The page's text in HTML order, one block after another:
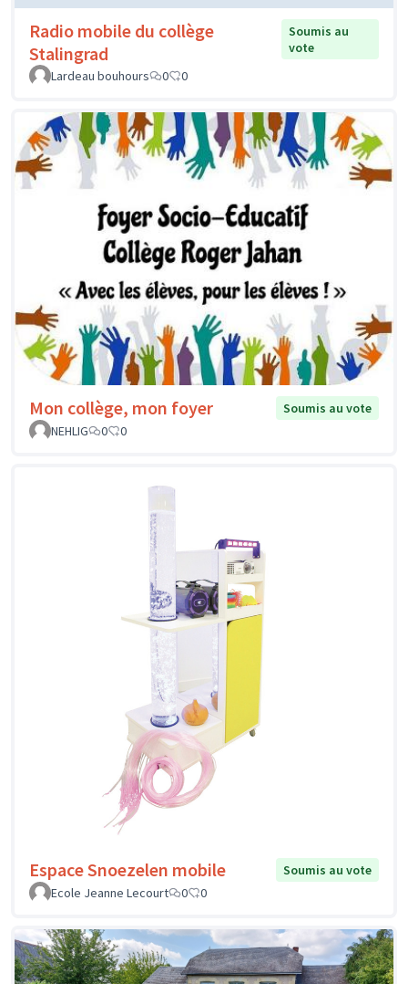
Radio mobile du collège
Stalingrad
Soumis au
vote
Lardeau bouhours
0 0
Mon collège, mon foyer
Soumis au vote
NEHLIG
0 0
Espace Snoezelen mobile
Soumis au vote
Ecole Jeanne Lecourt
0 0